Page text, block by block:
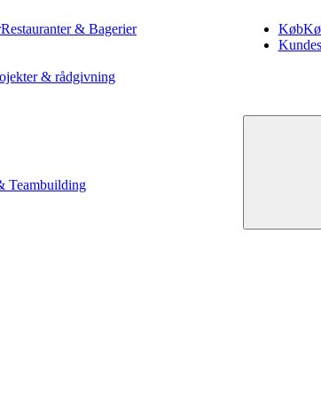
Teambuilding
Restauranter & Bagerier
& rådgivning
Køb